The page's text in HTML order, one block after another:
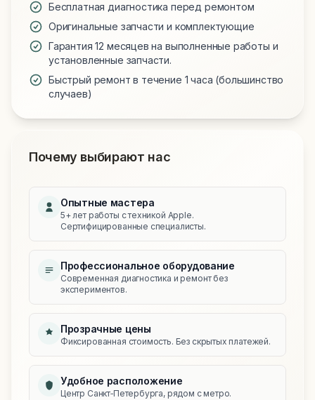
Бесплатная диагностика перед ремонтом
Оригинальные запчасти и комплектующие
Гарантия 12 месяцев на выполненные работы и
установленные запчасти.
Быстрый ремонт в течение 1 часа (большинство
случаев)
Почему выбирают нас
Опытные мастера
5+ лет работы с техникой Apple.
Сертифицированные специалисты.
Профессиональное оборудование
Современная диагностика и ремонт без
экспериментов.
Прозрачные цены
Фиксированная стоимость. Без скрытых платежей.
Удобное расположение
Центр Санкт‑Петербурга, рядом с метро.